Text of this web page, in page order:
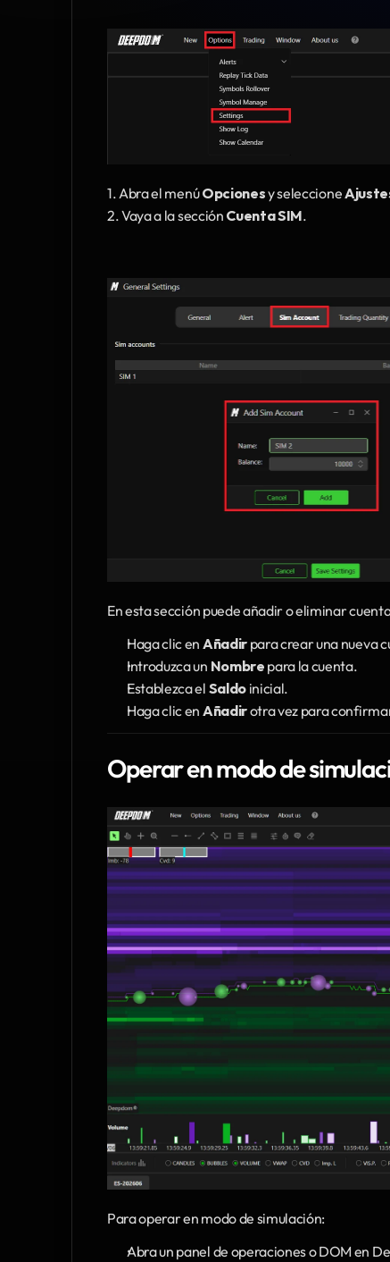
1. Abra el menú Opciones y seleccione
2. Vaya a la sección Cuenta SIM.
En esta sección puede añadir o eliminar
Haga clic en Añadir para crear una nueva
Introduzca un Nombre para la cuenta.
Establezca el Saldo inicial.
Haga clic en Añadir otra vez para
Operar en modo de
Para operar en modo de simulación:
Abra un panel de operaciones o DOM en